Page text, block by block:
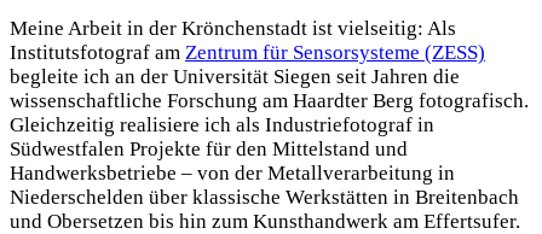
Meine Arbeit in der Krönchenstadt ist vielseitig: Als
Institutsfotograf am Zentrum für Sensorsysteme (ZESS)
begleite ich an der Universität Siegen seit Jahren die
wissenschaftliche Forschung am Haardter Berg fotografisch.
Gleichzeitig realisiere ich als Industriefotograf in
Südwestfalen Projekte für den Mittelstand und
Handwerksbetriebe – von der Metallverarbeitung in
Niederschelden über klassische Werkstätten in Breitenbach
und Obersetzen bis hin zum Kunsthandwerk am Effertsufer.